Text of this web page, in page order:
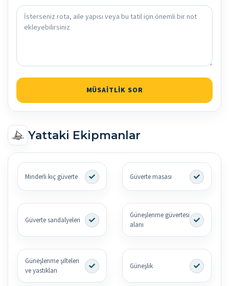
MÜSAITLIK SOR
Yattaki Ekipmanlar
Minderli kıç güverte Güverte masası
Güverte sandalyeleri
Güneşlenme güvertesi
alanı
Güneşlenme şilteleri
ve yastıkları
Güneşlik